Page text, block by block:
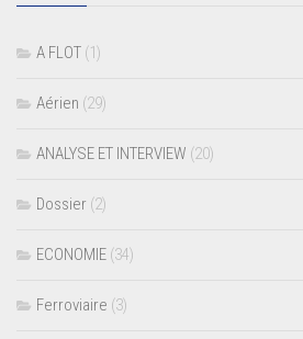
A FLOT (1)
Aérien (29)
ANALYSE ET INTERVIEW (20)
Dossier (2)
ECONOMIE (34)
Ferroviaire (3)